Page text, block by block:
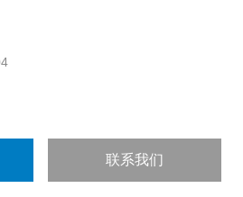
联系我们